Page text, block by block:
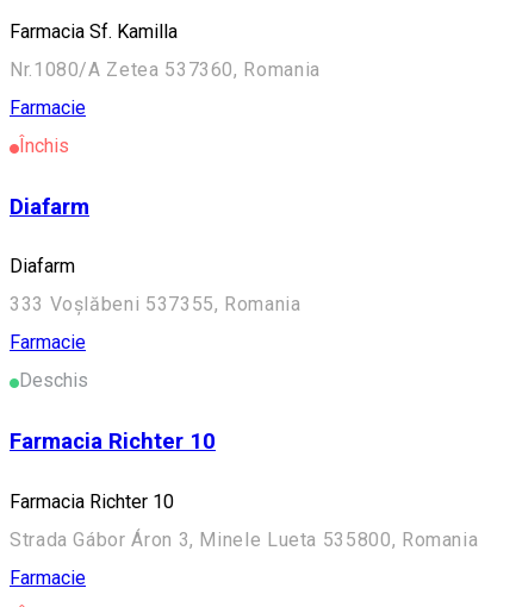
Farmacia Sf. Kamilla
Nr.1080/A Zetea 537360, Romania
Farmacie
Închis
Diafarm
Diafarm
333 Voșlăbeni 537355, Romania
Farmacie
Deschis
Farmacia Richter 10
Farmacia Richter 10
Strada Gábor Áron 3, Minele Lueta 535800, Romania
Farmacie